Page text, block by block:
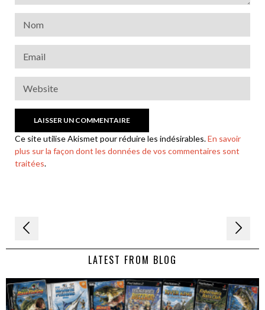
Ce site utilise Akismet pour réduire les indésirables.En savoir
plus sur la façon dont les données de vos commentaires sont
traitées.
Navigation
de LATEST FROM BLOG